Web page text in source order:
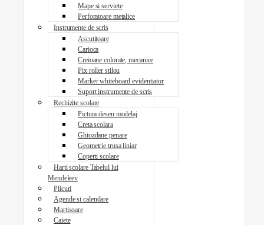
Mape si serviete
Perforatoare metalice
Instrumente de scris
Ascutitoare
Carioca
Creioane colorate, mecanice
Pix roller stilou
Marker whiteboard evidentiator
Suport instrumente de scris
Rechizite scolare
Pictura desen modelaj
Creta scolara
Ghiozdane penare
Geometrie trusa liniar
Coperti scolare
Harti scolare Tabelul lui
Mendeleev
Plicuri
Agende si calendare
Martisoare
Caiete